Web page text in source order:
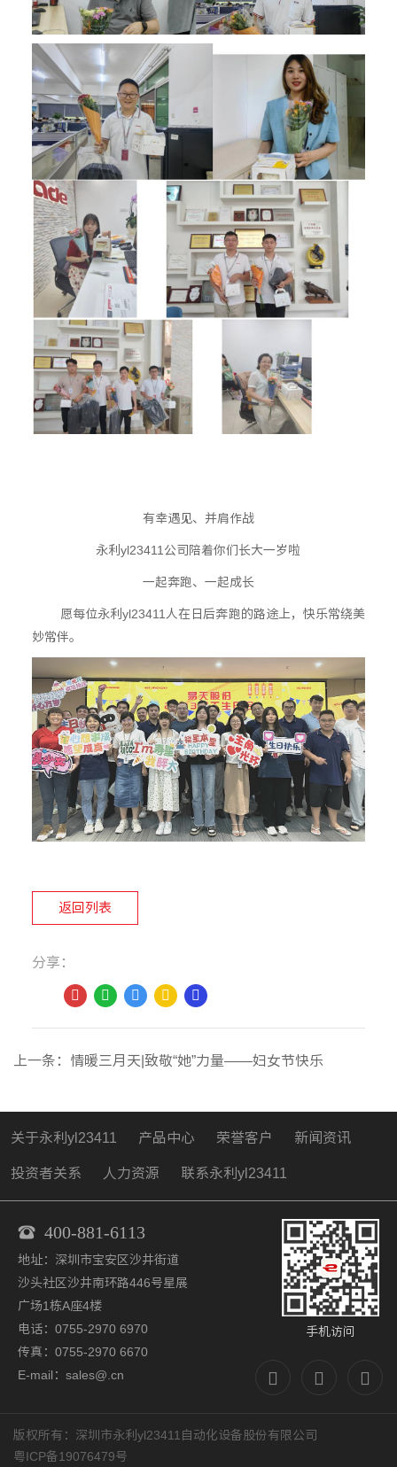
有幸遇见、并肩作战
永利yl23411公司陪着你们长大一岁啦
一起奔跑、一起成长
愿每位永利yl23411人在日后奔跑的路途上，快乐常绕美
妙常伴。
返回列表
分享：
上一条：情暖三月天|致敬“她”力量——妇女节快乐
关于永利yl23411 产品中心 荣誉客户 新闻资讯
投资者关系 人力资源 联系永利yl23411
400-881-6113
地址：深圳市宝安区沙井街道
沙头社区沙井南环路446号星展
广场1栋A座4楼
电话：0755-2970 6970
传真：0755-2970 6670
E-mail：sales@.cn
手机访问
版权所有：深圳市永利yl23411自动化设备股份有限公司
粤ICP备19076479号